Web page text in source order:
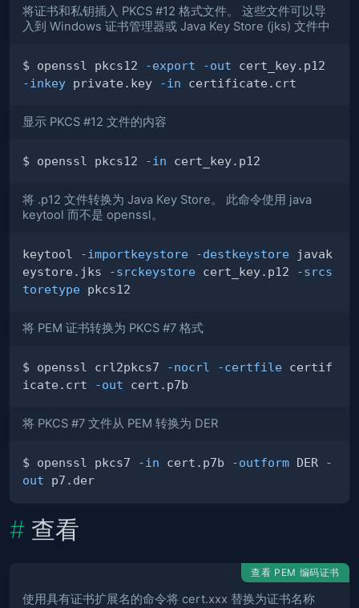
将证书和私钥插入 PKCS #12 格式文件。 这些文件可以导
入到 Windows 证书管理器或 Java Key Store (jks) 文件中
$ openssl pkcs12 -export -out
-inkey private.key -in
显示 PKCS #12 文件的内容
$ openssl pkcs12 -in
将 .p12 文件转换为 Java Key Store。 此命令使用 java
keytool 而不是 openssl。
keytool -importkeystore -destkeystore javak
eystore.jks
-srckeystore cert_key.p12
-srcs
toretype
将 PEM 证书转换为 PKCS #7 格式
$ openssl crl2pkcs7 -nocrl -certfile certif
icate.crt
-out
将 PKCS #7 文件从 PEM 转换为 DER
$ openssl pkcs7 -in cert.p7b -outform DER
-
out
查看
查看 PEM 编码证书
使用具有证书扩展名的命令将 cert.xxx 替换为证书名称